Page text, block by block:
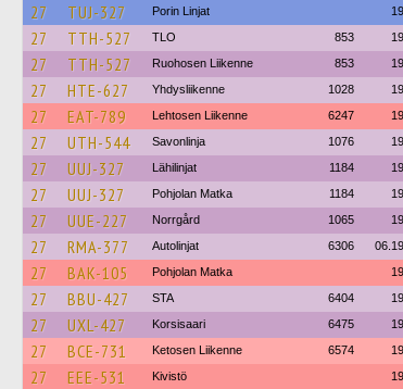
27 TUJ-327 Porin Linjat
27 TTH-527 TLO 853
27 TTH-527 Ruohosen Liikenne 853
27 HTE-627 Yhdysliikenne 1028
27 EAT-789 Lehtosen Liikenne 6247
27 UTH-544 Savonlinja 1076
27 UUJ-327 Lähilinjat 1184
27 UUJ-327 Pohjolan Matka 1184
27 UUE-227 Norrgård 1065
27 RMA-377 Autolinjat 6306
27 BAK-105 Pohjolan Matka
27 BBU-427 STA 6404
27 UXL-427 Korsisaari 6475
27 BCE-731 Ketosen Liikenne 6574
27 EEE-531 Kivistö